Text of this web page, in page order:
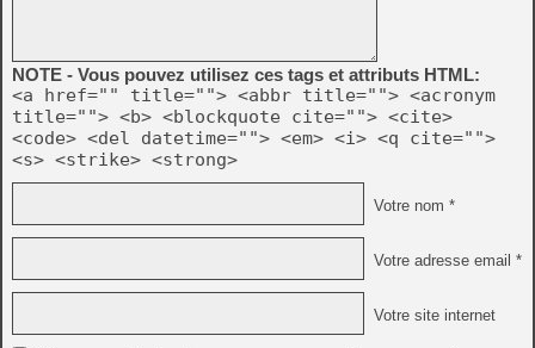
NOTE - Vous pouvez utilisez ces tags et attributs HTML:
<a href="" title=""> <abbr title=""> <acronym
title=""> <b> <blockquote cite=""> <cite>
<code> <del datetime=""> <em> <i> <q cite="">
<s> <strike> <strong>
Votre nom *
Votre adresse email *
Votre site internet